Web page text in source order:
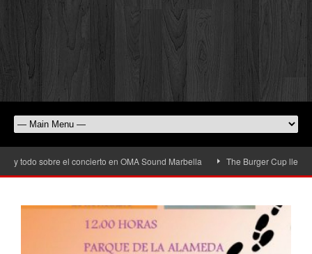
sobre el concierto en OMA Sound Marbella The Burger Cup llega a